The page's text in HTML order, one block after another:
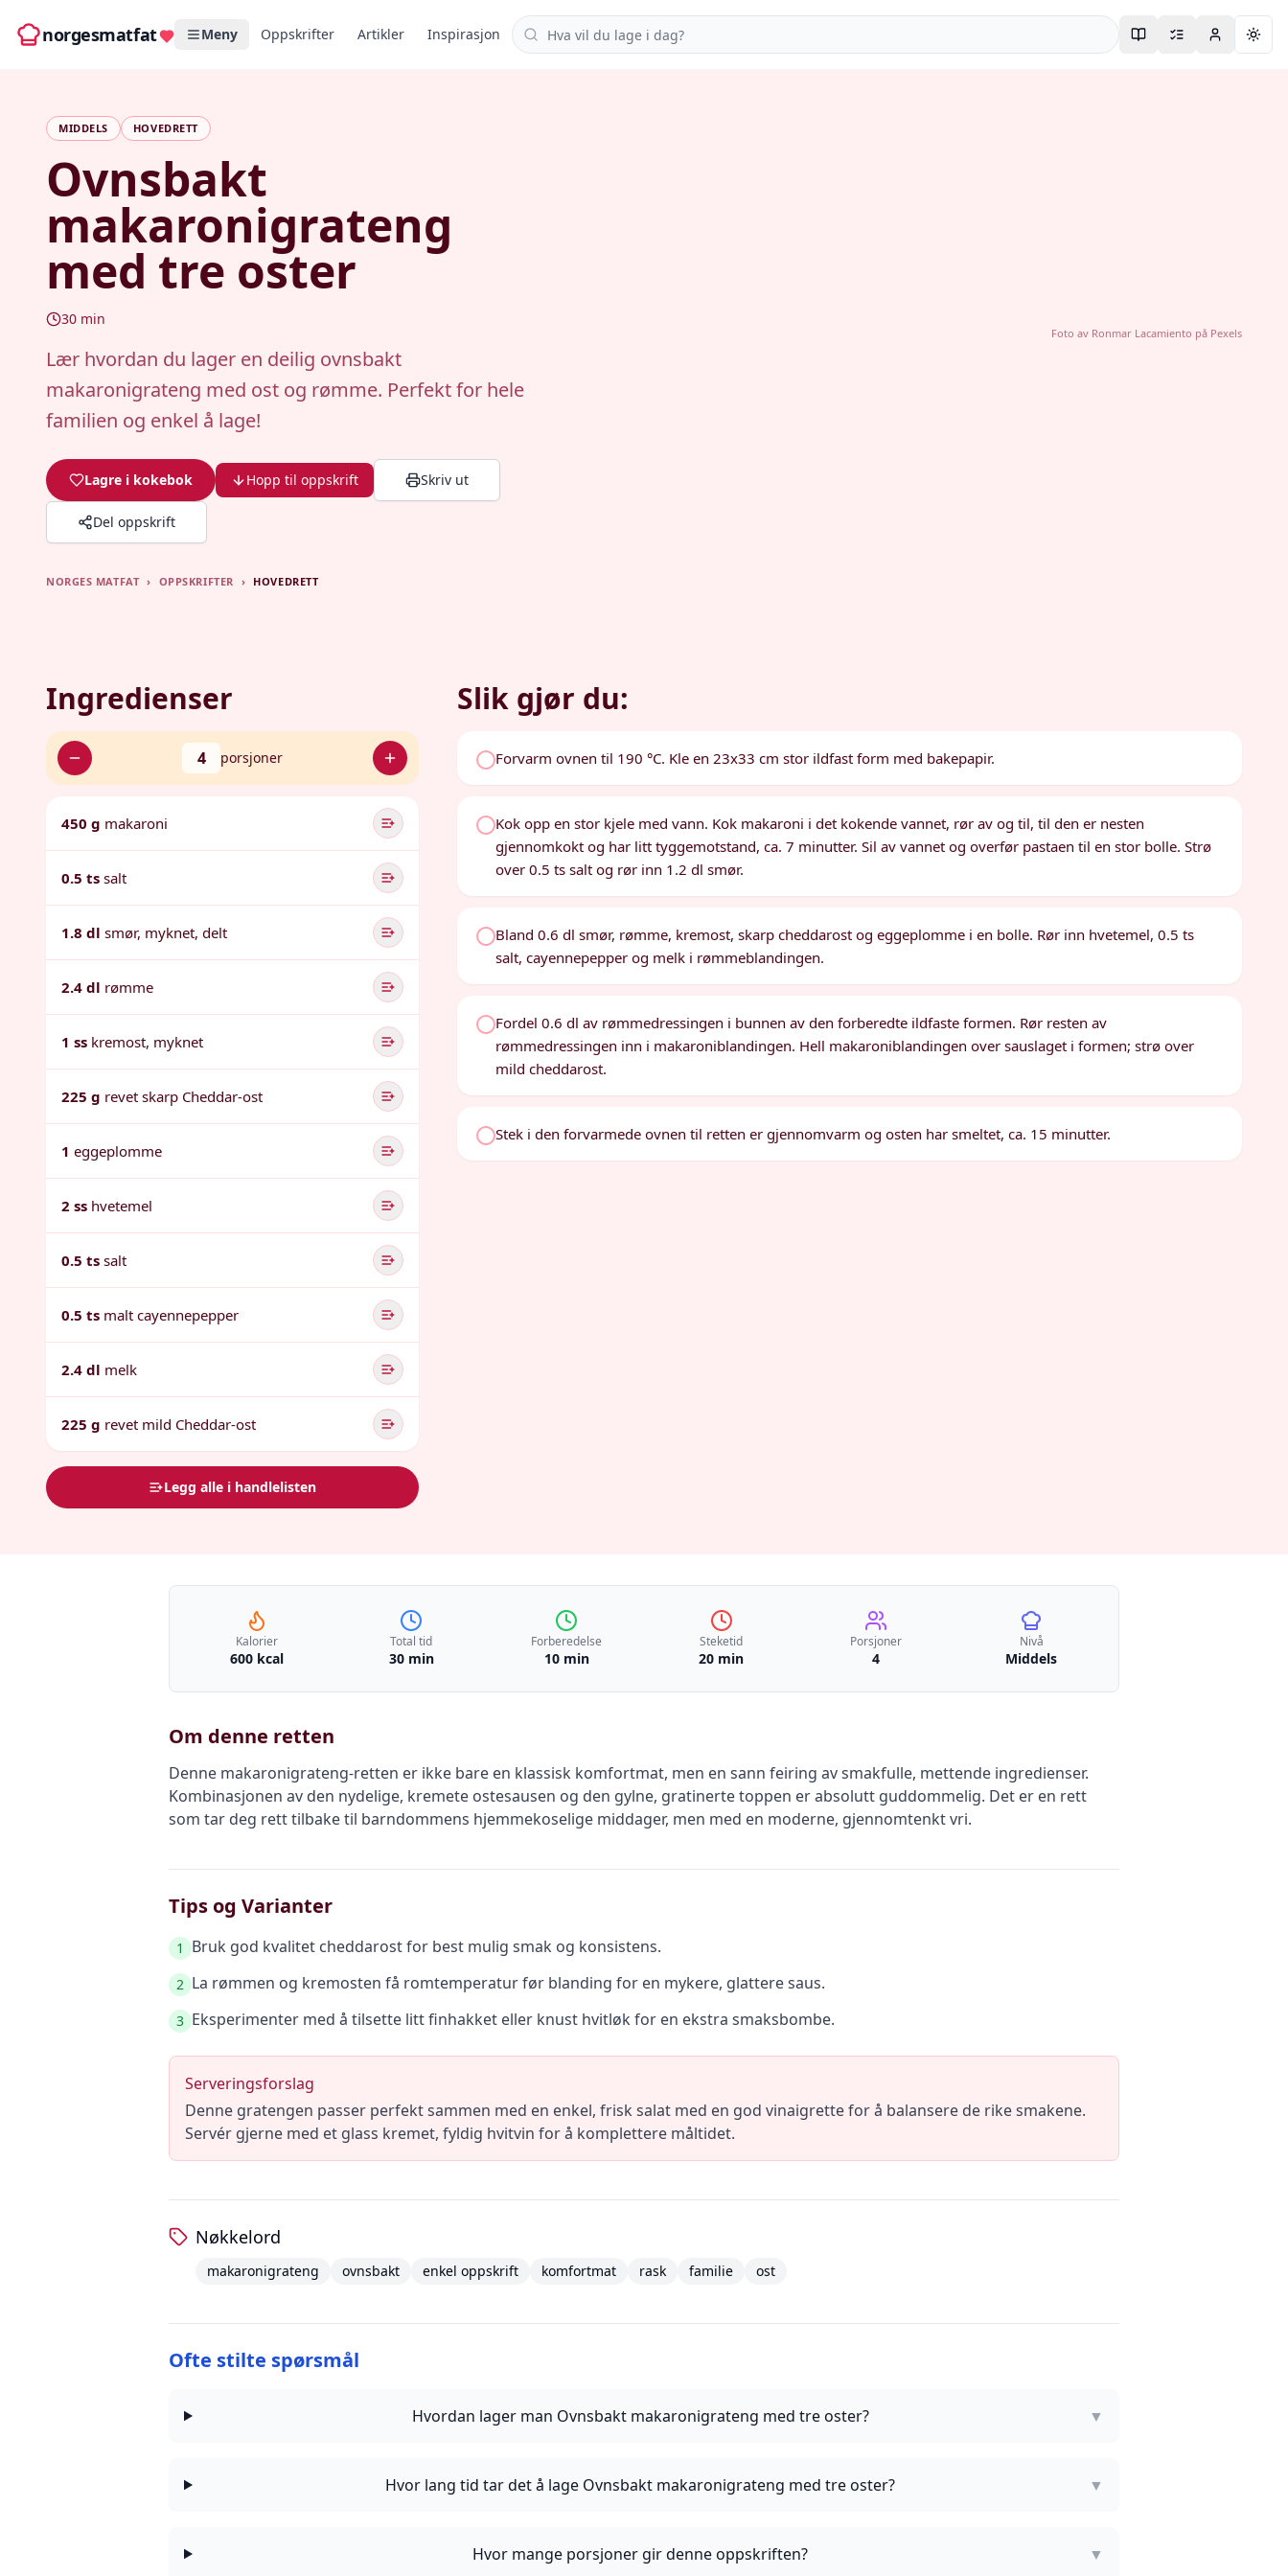
norgesmatfat Meny Oppskrifter Artikler Inspirasjon Søk i oppskrifter
MIDDELS HOVEDRETT
Ovnsbakt
makaronigrateng
med tre oster
30 min
Lær hvordan du lager en deilig ovnsbakt
makaronigrateng med ost og rømme. Perfekt for hele
familien og enkel å lage!
Lagre i kokebok Hopp til oppskrift Skriv ut
Del oppskrift
Foto av Ronmar Lacamiento på Pexels
NORGES MATFAT › OPPSKRIFTER › HOVEDRETT
Ingredienser
4 porsjoner
450 g makaroni
0.5 ts salt
1.8 dl smør, myknet, delt
2.4 dl rømme
1 ss kremost, myknet
225 g revet skarp Cheddar-ost
1 eggeplomme
2 ss hvetemel
0.5 ts salt
0.5 ts malt cayennepepper
2.4 dl melk
225 g revet mild Cheddar-ost
Legg alle i handlelisten
Slik gjør du:
Forvarm ovnen til 190 °C. Kle en 23x33 cm stor ildfast form med bakepapir.
Kok opp en stor kjele med vann. Kok makaroni i det kokende vannet, rør av og til, til den er nesten
gjennomkokt og har litt tyggemotstand, ca. 7 minutter. Sil av vannet og overfør pastaen til en stor bolle. Strø
over 0.5 ts salt og rør inn 1.2 dl smør.
Bland 0.6 dl smør, rømme, kremost, skarp cheddarost og eggeplomme i en bolle. Rør inn hvetemel, 0.5 ts
salt, cayennepepper og melk i rømmeblandingen.
Fordel 0.6 dl av rømmedressingen i bunnen av den forberedte ildfaste formen. Rør resten av
rømmedressingen inn i makaroniblandingen. Hell makaroniblandingen over sauslaget i formen; strø over
mild cheddarost.
Stek i den forvarmede ovnen til retten er gjennomvarm og osten har smeltet, ca. 15 minutter.
Kalorier
600 kcal
Total tid
30 min
Forberedelse
10 min
Steketid
20 min
Porsjoner
4
Nivå
Middels
Om denne retten
Denne makaronigrateng-retten er ikke bare en klassisk komfortmat, men en sann feiring av smakfulle, mettende ingredienser.
Kombinasjonen av den nydelige, kremete ostesausen og den gylne, gratinerte toppen er absolutt guddommelig. Det er en rett
som tar deg rett tilbake til barndommens hjemmekoselige middager, men med en moderne, gjennomtenkt vri.
Tips og Varianter
1 Bruk god kvalitet cheddarost for best mulig smak og konsistens.
2 La rømmen og kremosten få romtemperatur før blanding for en mykere, glattere saus.
3 Eksperimenter med å tilsette litt finhakket eller knust hvitløk for en ekstra smaksbombe.
Serveringsforslag
Denne gratengen passer perfekt sammen med en enkel, frisk salat med en god vinaigrette for å balansere de rike smakene.
Servér gjerne med et glass kremet, fyldig hvitvin for å komplettere måltidet.
Nøkkelord
makaronigrateng ovnsbakt enkel oppskrift komfortmat rask familie ost
Ofte stilte spørsmål
Hvordan lager man Ovnsbakt makaronigrateng med tre oster? ▼
Hvor lang tid tar det å lage Ovnsbakt makaronigrateng med tre oster? ▼
Hvor mange porsjoner gir denne oppskriften? ▼